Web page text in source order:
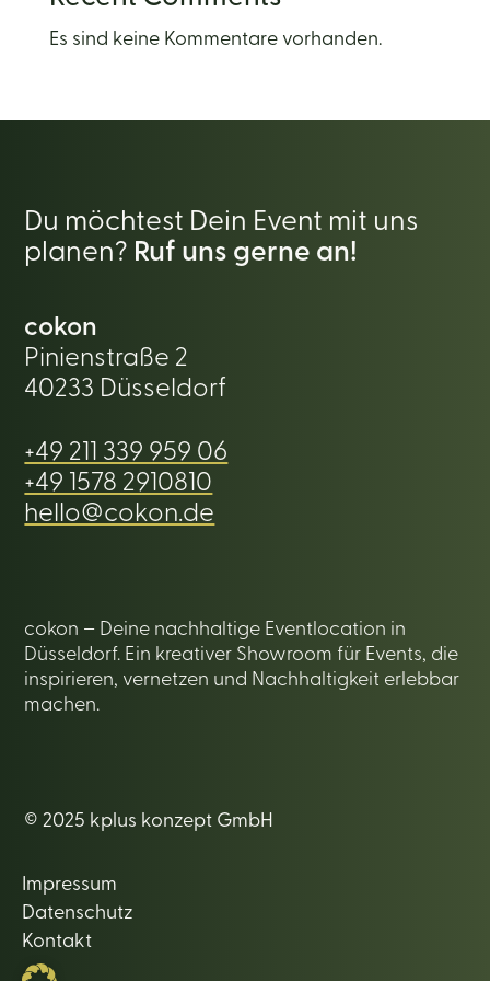
Es sind keine Kommentare vorhanden.
Du möchtest Dein Event mit uns
planen? Ruf uns gerne an!
cokon
Pinienstraße 2
40233 Düsseldorf
+49 211 339 959 06
+49 1578 2910810
hello@cokon.de
cokon – Deine nachhaltige Eventlocation in
Düsseldorf. Ein kreativer Showroom für Events, die
inspirieren, vernetzen und Nachhaltigkeit erlebbar
machen.
© 2025 kplus konzept GmbH
Impressum
Datenschutz
Kontakt